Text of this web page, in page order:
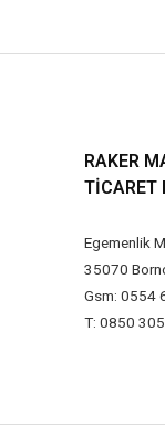
RAKER
TICARET
Egemenlik
35070
Gsm: 0554
T: 0850